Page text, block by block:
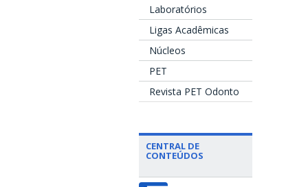
Laboratórios
Ligas Acadêmicas
Núcleos
PET
Revista PET Odonto
CENTRAL DE
CONTEÚDOS